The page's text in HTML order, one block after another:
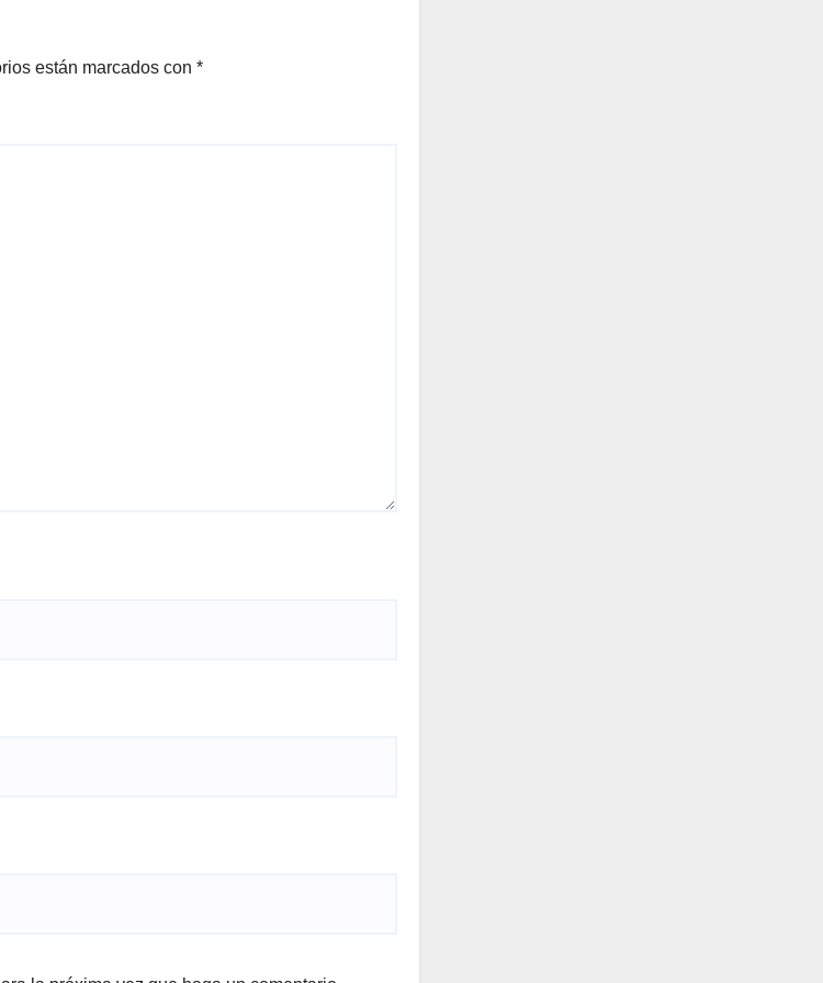
están marcados con *